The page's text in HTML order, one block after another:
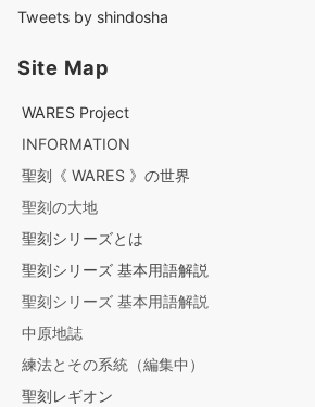
Tweets by shindosha
Site Map
WARES Project
INFORMATION
聖刻《 WARES 》の世界
聖刻の大地
聖刻シリーズとは
聖刻シリーズ 基本用語解説
聖刻シリーズ 基本用語解説
中原地誌
練法とその系統（編集中）
聖刻レギオン